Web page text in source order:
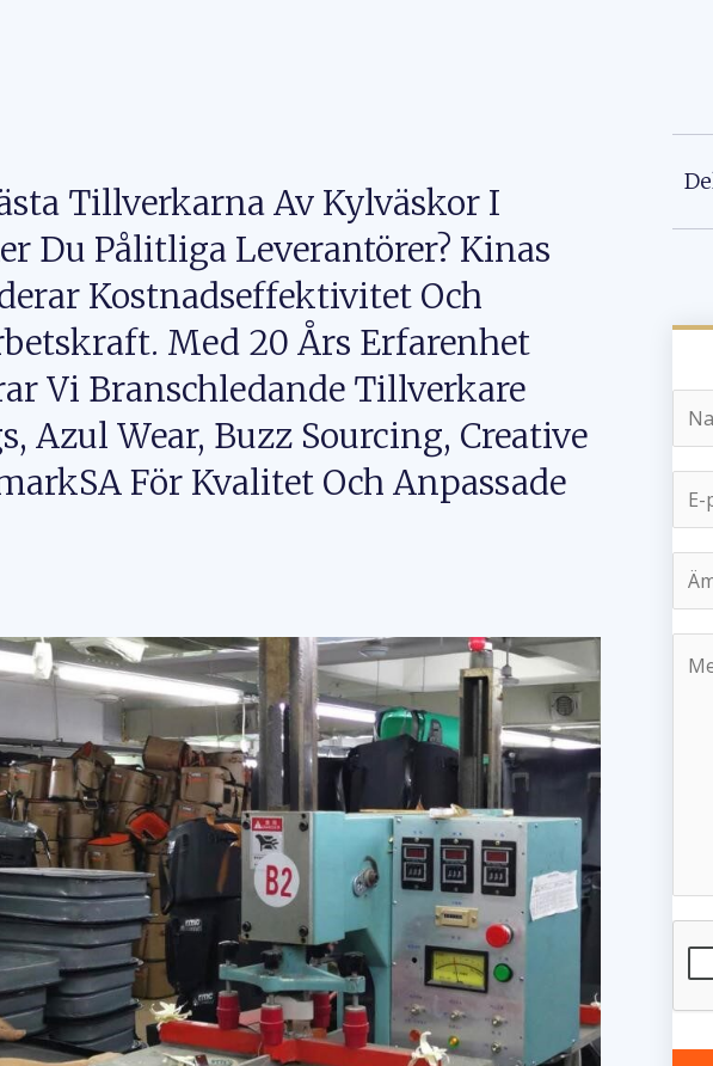
Tillverkarna Av Kylväskor I
Du Pålitliga Leverantörer? Kinas
Kostnadseffektivitet Och
Med 20 Års Erfarenhet
Vi Branschledande Tillverkare
Azul Wear, Buzz Sourcing, Creative
För Kvalitet Och Anpassade